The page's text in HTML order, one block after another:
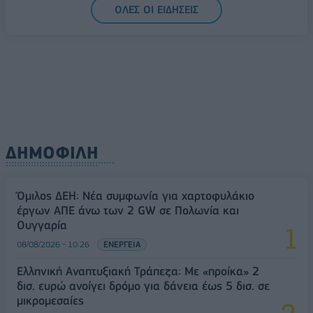
Ελλάδα στη μεγάλη τεχνολογική μετάβαση
ΟΛΕΣ ΟΙ ΕΙΔΗΣΕΙΣ
ΔΗΜΟΦΙΛΗ
Όμιλος ΔΕΗ: Νέα συμφωνία για χαρτοφυλάκιο
έργων ΑΠΕ άνω των 2 GW σε Πολωνία και
Ουγγαρία
08/08/2026 - 10:26 ΕΝΕΡΓΕΙΑ
Ελληνική Αναπτυξιακή Τράπεζα: Με «προίκα» 2
δισ. ευρώ ανοίγει δρόμο για δάνεια έως 5 δισ. σε
μικρομεσαίες